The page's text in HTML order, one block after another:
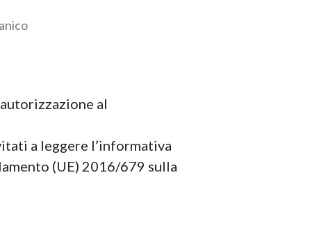
al
a leggere l’informativa
(UE) 2016/679 sulla